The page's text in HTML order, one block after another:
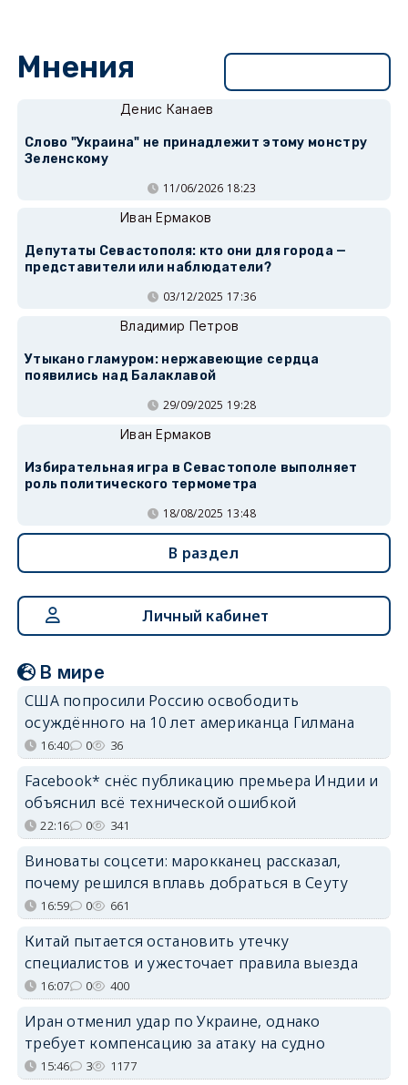
Мнения
Денис Канаев
Слово "Украина" не принадлежит этому монстру
Зеленскому
11/06/2026 18:23
Иван Ермаков
Депутаты Севастополя: кто они для города —
представители или наблюдатели?
03/12/2025 17:36
Владимир Петров
Утыкано гламуром: нержавеющие сердца
появились над Балаклавой
29/09/2025 19:28
Иван Ермаков
Избирательная игра в Севастополе выполняет
роль политического термометра
18/08/2025 13:48
В раздел
Личный кабинет
В мире
США попросили Россию освободить
осуждённого на 10 лет американца Гилмана
16:40 0 36
Facebook* снёс публикацию премьера Индии и
объяснил всё технической ошибкой
22:16 0 341
Виноваты соцсети: марокканец рассказал,
почему решился вплавь добраться в Сеуту
16:59 0 661
Китай пытается остановить утечку
специалистов и ужесточает правила выезда
16:07 0 400
Иран отменил удар по Украине, однако
требует компенсацию за атаку на судно
15:46 3 1177